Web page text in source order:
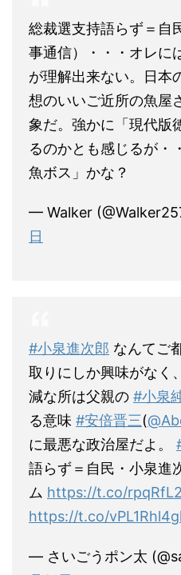
総裁選支持語らず＝自
事通信）・・・オレに
が理解出来ない。日本
想のいいご近所の魚屋
象だ。強かに「現代版
るのかとも感じるが・
魚ボス」かな？
— Walker
日
#小泉進次郎 なんてご
取りにしか興味がなく
減な所は父親の #小泉
る意味 #安倍晋三(
に最悪な政治屋だよ。
語らず＝自民・小泉進
ム https://t.co/
https://t.co/
— さいごうポン太